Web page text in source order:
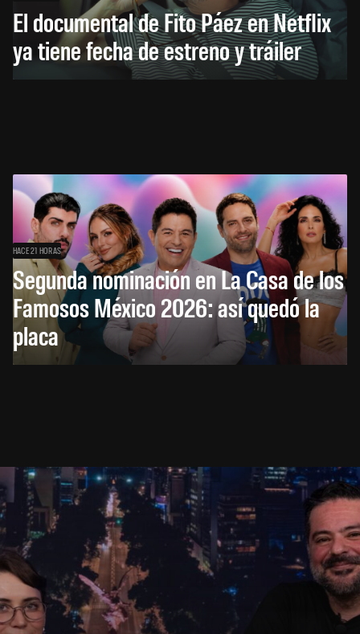
El documental de Fito Páez en Netflix
ya tiene fecha de estreno y tráiler
HACE 21 HORAS
Segunda nominación en La Casa de los
Famosos México 2026: así quedó la
placa